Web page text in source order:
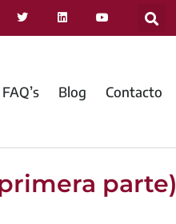
FAQ’s Blog Contacto
parte)